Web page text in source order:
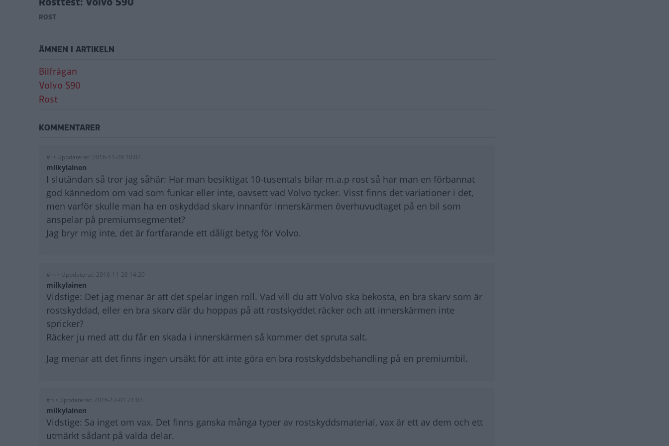
ROST
ÄMNEN I ARTIKELN
Bilfrågan
Volvo S90
Rost
KOMMENTARER
#l • Uppdaterat: 2016-11-28 10:02
milkylainen
I slutändan så tror jag såhär: Har man besiktigat 10-tusentals bilar m.a.p rost så har man en förbannat
god kännedom om vad som funkar eller inte, oavsett vad Volvo tycker. Visst finns det variationer i det,
men varför skulle man ha en oskyddad skarv innanför innerskärmen överhuvudtaget på en bil som
anspelar på premiumsegmentet?
Jag bryr mig inte, det är fortfarande ett dåligt betyg för Volvo.
#m • Uppdaterat: 2016-11-28 14:20
milkylainen
Vidstige: Det jag menar är att det spelar ingen roll. Vad vill du att Volvo ska bekosta, en bra skarv som är
rostskyddad, eller en bra skarv där du hoppas på att rostskyddet räcker och att innerskärmen inte
spricker?
Räcker ju med att du får en skada i innerskärmen så kommer det spruta salt.
Jag menar att det finns ingen ursäkt för att inte göra en bra rostskyddsbehandling på en premiumbil.
#n • Uppdaterat: 2016-12-01 21:03
milkylainen
Vidstige: Sa inget om vax. Det finns ganska många typer av rostskyddsmaterial, vax är ett av dem och ett
utmärkt sådant på valda delar.